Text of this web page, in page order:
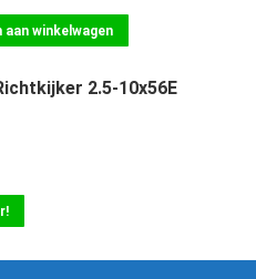
is:
aan winkelwagen
2.5-10x56E